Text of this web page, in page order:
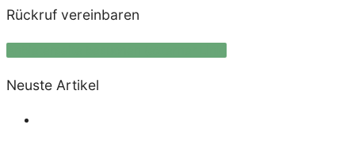
Rückruf vereinbaren
Neuste Artikel